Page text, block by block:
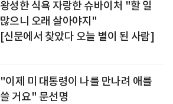
왕성한 식욕 자랑한 슈바이처 "할 일
많으니 오래 살아야지"
[신문에서 찾았다 오늘 별이 된 사람]
"이제 미 대통령이 나를 만나려 애를
쓸 거요" 문선명